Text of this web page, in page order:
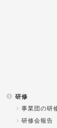
研修
事業団の研
研修会報告